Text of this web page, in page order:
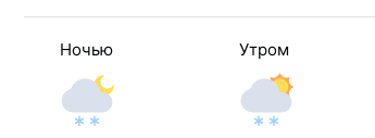
Ночью Утром